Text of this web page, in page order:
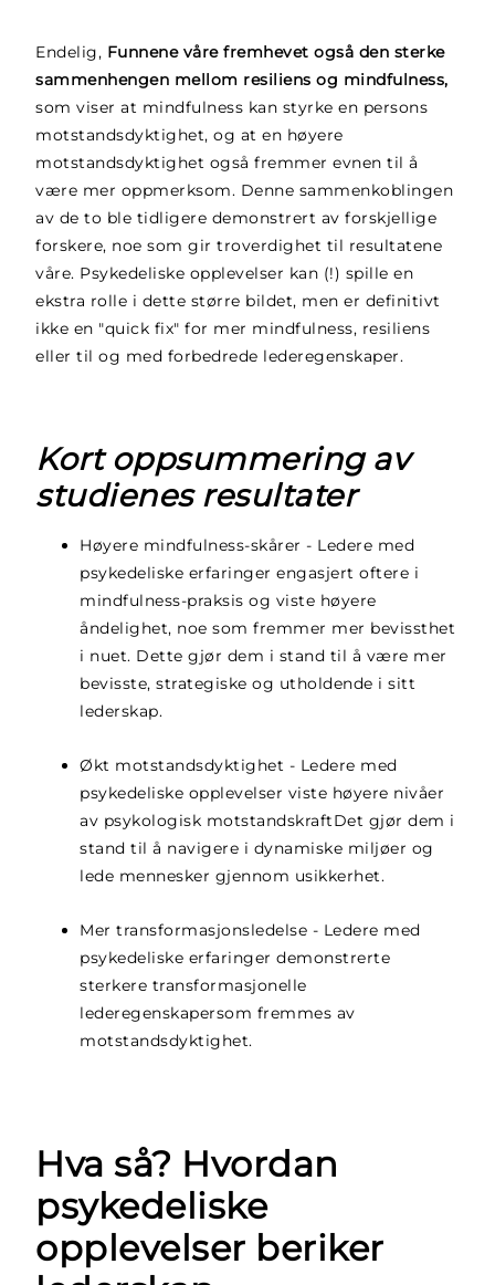
Endelig, Funnene våre fremhevet også den sterke
sammenhengen mellom resiliens og mindfulness,
som viser at mindfulness kan styrke en persons
motstandsdyktighet, og at en høyere
motstandsdyktighet også fremmer evnen til å
være mer oppmerksom. Denne sammenkoblingen
av de to ble tidligere demonstrert av forskjellige
forskere, noe som gir troverdighet til resultatene
våre. Psykedeliske opplevelser kan (!) spille en
ekstra rolle i dette større bildet, men er definitivt
ikke en "quick fix" for mer mindfulness, resiliens
eller til og med forbedrede lederegenskaper.
Kort oppsummering av
studienes resultater
Høyere mindfulness-skårer - Ledere med
psykedeliske erfaringer engasjertoftere i
mindfulness-praksis og viste høyere
åndelighet, noe som fremmer mer bevissthet
i nuet. Dette gjør dem i stand til å være mer
bevisste, strategiske og utholdende i sitt
lederskap.
Økt motstandsdyktighet - Ledere med
psykedeliske opplevelser viste høyere nivåer
av psykologisk motstandskraftDet gjør dem i
stand til å navigere i dynamiske miljøer og
lede mennesker gjennom usikkerhet.
Mer transformasjonsledelse - Ledere med
psykedeliske erfaringer demonstrerte
sterkere transformasjonelle
lederegenskapersom fremmes av
motstandsdyktighet.
Hva så? Hvordan
psykedeliske
opplevelser beriker